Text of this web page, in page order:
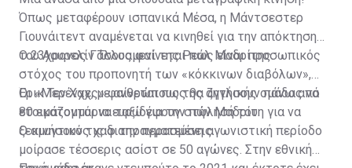
Όπως μεταφέρουν ισπανικά Μέσα, η Μάντσεστερ
Γιουνάιτεντ αναμένεται να κινηθεί για την απόκτηση
του Αουρελίν Τσουαμενί της Ρεάλ Μαδρίτης.
Ο 23χρονος Γάλλος φαίνεται πως είναι προσωπικός
στόχος του προπονητή των «κόκκινων διαβόλων»,
Έρικ Τεν Χαχ, με ανθρώπους της αγγλικής ομάδας να
ετοιμάζονται να ταξιδέψουν στην Μαδρίτη για να
ξεκινήσουν τις διαπραγματεύσεις.
Οι «Μερένχες» φαίνεται πως θα ζητήσουν πάνω από
80 εκατομμύρια ευρώ για την πώλησή του.
Ο αμυντικός χαφ την περασμένη αγωνιστική περίοδο
μοίρασε τέσσερις ασίστ σε 50 αγώνες. Στην εθνική